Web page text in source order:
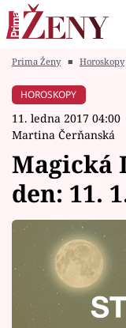
Módní alarm
Témata
Celebrity
Vztahy
Seriály
Prima Ženy ■ Horoskopy
HOROSKOPY
11. ledna 2017 04:00
Martina Čerňanská
Magická
den: 11.